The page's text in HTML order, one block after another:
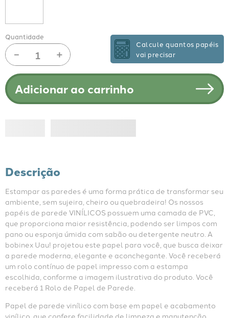
Quantidade
＋
－
Calcule quantos papéis
vai precisar
Adicionar ao carrinho
Descrição
Estampar as paredes é uma forma prática de transformar seu
ambiente, sem sujeira, cheiro ou quebradeira! Os nossos
papéis de parede VINÍLICOS possuem uma camada de PVC,
que proporciona maior resistência, podendo ser limpos com
pano ou esponja úmida com sabão ou detergente neutro. A
bobinex Uau! projetou este papel para você, que busca deixar
a parede moderna, elegante e aconchegante. Você receberá
um rolo contínuo de papel impresso com a estampa
escolhida, conforme a imagem ilustrativa do produto. Você
receberá 1 Rolo de Papel de Parede.
Papel de parede vinílico com base em papel e acabamento